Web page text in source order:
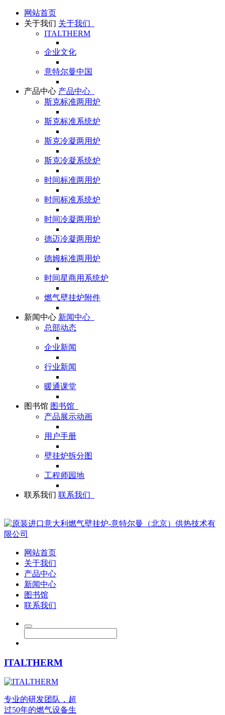
网站首页
关于我们 关于我们
ITALTHERM
企业文化
意特尔曼中国
产品中心 产品中心
斯克标准两用炉
斯克标准系统炉
斯克冷凝两用炉
斯克冷凝系统炉
时间标准两用炉
时间标准系统炉
时间冷凝两用炉
德迈冷凝两用炉
德姆标准两用炉
时间星商用系统炉
燃气壁挂炉附件
新闻中心 新闻中心
总部动态
企业新闻
行业新闻
暖通课堂
图书馆 图书馆
产品展示动画
用户手册
壁挂炉拆分图
工程师园地
联系我们 联系我们
网站首页
关于我们
产品中心
新闻中心
图书馆
联系我们
ITALTHERM
专业的研发团队，超
过50年的燃气设备生